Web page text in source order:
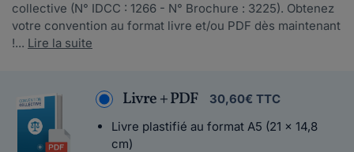
collective (N° IDCC : 1266 - N° Brochure : 3225). Obtenez
votre convention au format livre et/ou PDF dès maintenant
!... Lire la suite
Livre + PDF
30,60€ TTC
Livre plastifié au format A5 (21 x 14,8
cm)